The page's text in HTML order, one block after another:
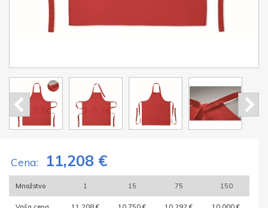
Cena: 11,208 €
Množstvo 1 15 75 150